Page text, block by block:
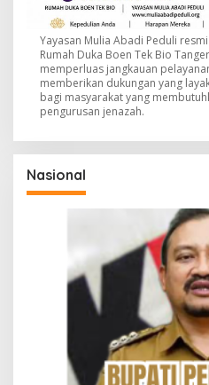
Yayasan Mulia Abadi Peduli
Rumah Duka Boen Tek Bio
memperluas jangkauan
memberikan dukungan yang
bagi masyarakat yang
pengurusan jenazah.
Nasional